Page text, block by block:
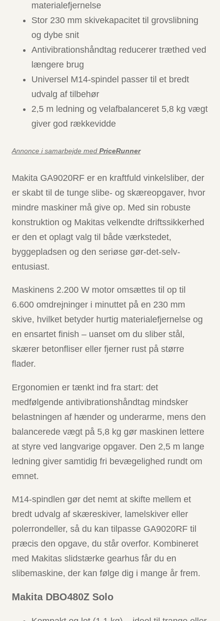
materialefjernelse
Stor 230 mm skivekapacitet til grovslibning
og dybe snit
Antivibrationshåndtag reducerer træthed ved
længere brug
Universel M14-spindel passer til et bredt
udvalg af tilbehør
2,5 m ledning og velafbalanceret 5,8 kg vægt
giver god rækkevidde
Annonce i samarbejde med PriceRunner
Makita GA9020RF er en kraftfuld vinkelsliber, der
er skabt til de tunge slibe- og skæreopgaver, hvor
mindre maskiner må give op. Med sin robuste
konstruktion og Makitas velkendte driftssikkerhed
er den et oplagt valg til både værkstedet,
byggepladsen og den seriøse gør-det-selv-
entusiast.
Maskinens 2.200 W motor omsættes til op til
6.600 omdrejninger i minuttet på en 230 mm
skive, hvilket betyder hurtig materialefjernelse og
en ensartet finish – uanset om du sliber stål,
skærer betonfliser eller fjerner rust på større
flader.
Ergonomien er tænkt ind fra start: det
medfølgende antivibrationshåndtag mindsker
belastningen af hænder og underarme, mens den
balancerede vægt på 5,8 kg gør maskinen lettere
at styre ved langvarige opgaver. Den 2,5 m lange
ledning giver samtidig fri bevægelighed rundt om
emnet.
M14-spindlen gør det nemt at skifte mellem et
bredt udvalg af skæreskiver, lamelskiver eller
polerrondeller, så du kan tilpasse GA9020RF til
præcis den opgave, du står overfor. Kombineret
med Makitas slidstærke gearhus får du en
slibemaskine, der kan følge dig i mange år frem.
Makita DBO480Z Solo